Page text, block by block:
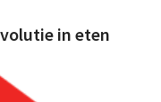
in eten